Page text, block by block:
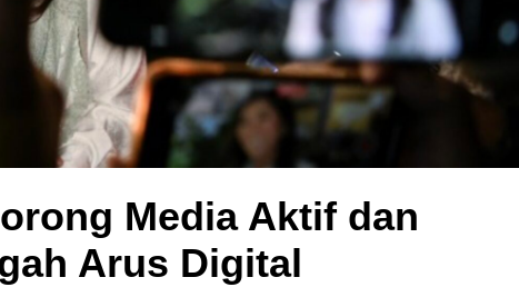
Media Aktif dan
Arus Digital